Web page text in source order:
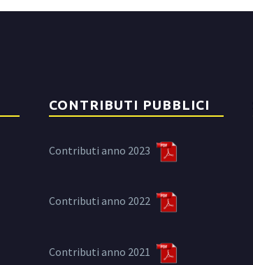
CONTRIBUTI PUBBLICI
Contributi anno 2023
Contributi anno 2022
Contributi anno 2021